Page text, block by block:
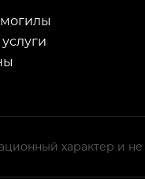
могилы
характер и